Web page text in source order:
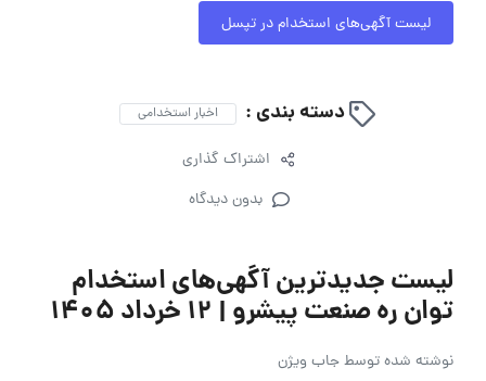
لیست آگهی‌های استخدام در تپسل
دسته بندی : اخبار استخدامی
اشتراک گذاری
بدون دیدگاه
لیست جدیدترین آگهی‌های استخدام
توان ره صنعت پیشرو | ۱۲ خرداد ۱۴۰۵
نوشته شده توسطجاب ویژن